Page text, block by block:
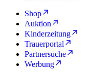
Shop
Auktion
Kinderzeitung
Trauerportal
Partnersuche
Werbung